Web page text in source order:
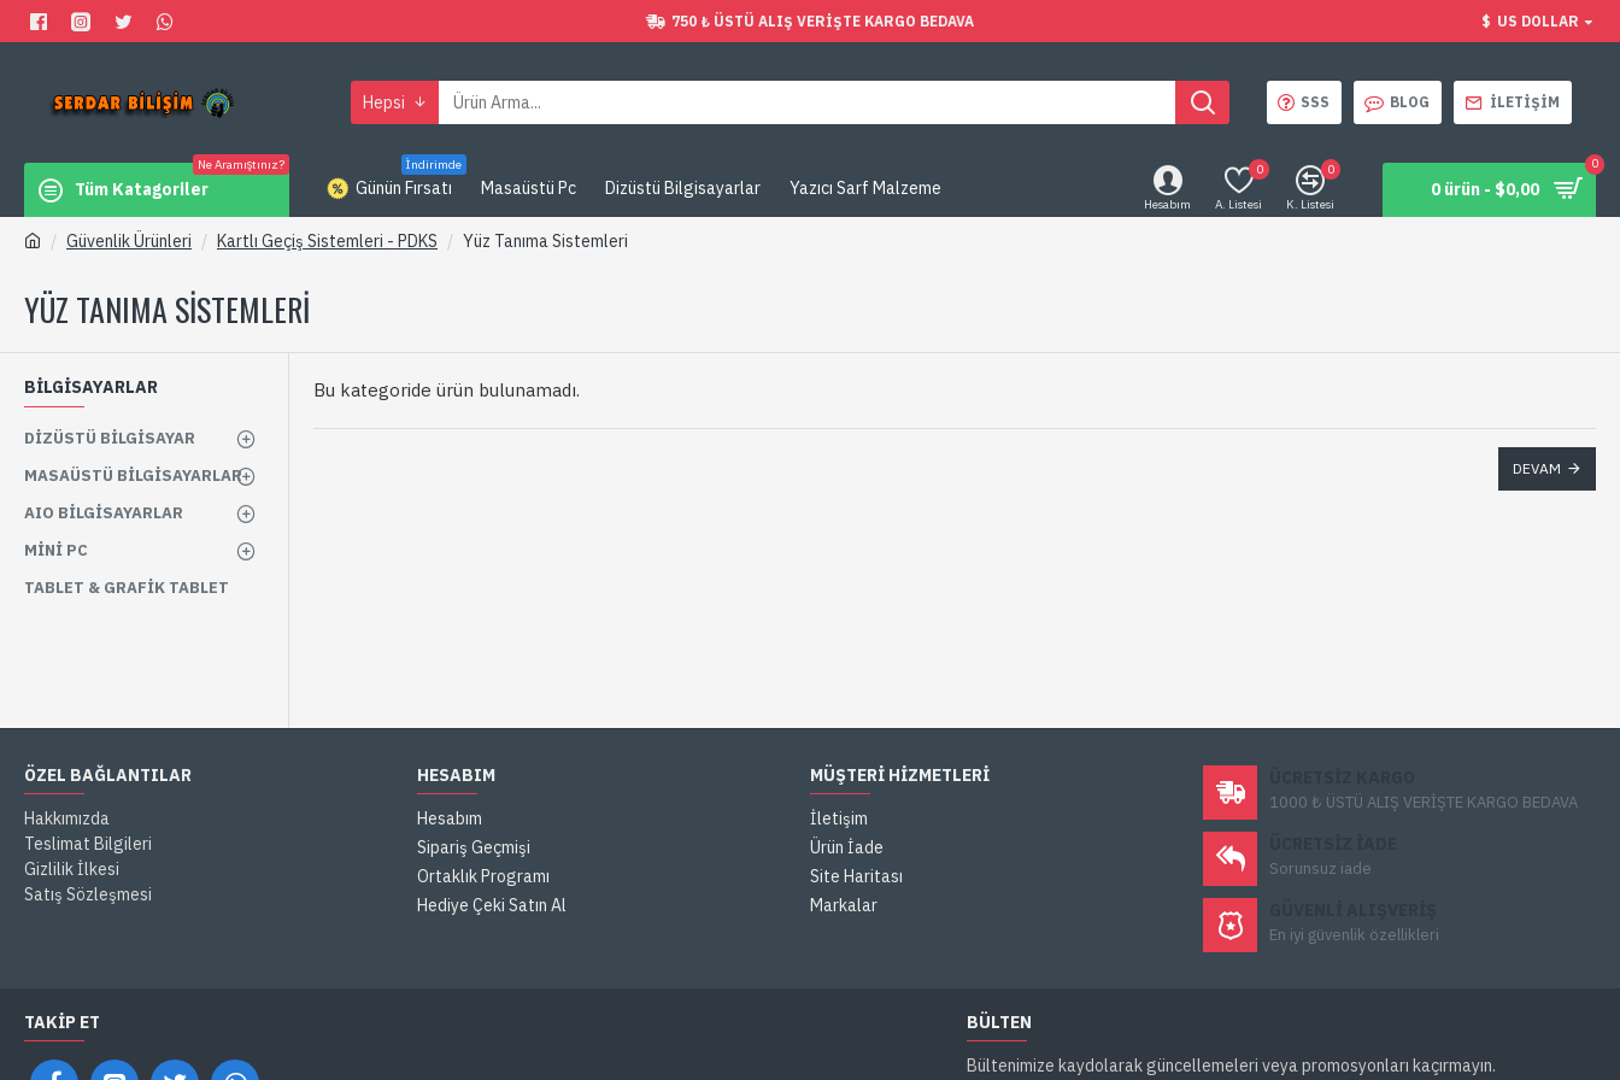
750 ₺ ÜSTÜ ALIŞ VERIŞTE KARGO BEDAVA $ US DOLLAR
Hepsi SSS BLOG İLETIŞIM
Tüm Katagoriler
Ne Aramıştınız?
Günün Fırsatı
İndirimde
Masaüstü Pc Dizüstü Bilgisayarlar Yazıcı Sarf Malzeme
Hesabım A. Listesi
0
K. Listesi
0
0 ürün - $0,00
0
Güvenlik Ürünleri Kartlı Geçiş Sistemleri - PDKS Yüz Tanıma Sistemleri
YÜZ TANIMA SISTEMLERI
BİLGİSAYARLAR
DIZÜSTÜ BILGISAYAR
MASAÜSTÜ BILGISAYARLAR
AIO BILGISAYARLAR
MINI PC
TABLET & GRAFIK TABLET
Bu kategoride ürün bulunamadı.
DEVAM
ÖZEL BAĞLANTILAR
Hakkımızda
Teslimat Bilgileri
Gizlilik İlkesi
Satış Sözleşmesi
HESABIM
Hesabım
Sipariş Geçmişi
Ortaklık Programı
Hediye Çeki Satın Al
MÜŞTERI HIZMETLERI
İletişim
Ürün İade
Site Haritası
Markalar
1000 ₺ ÜSTÜ ALIŞ VERİŞTE KARGO BEDAVA
Sorunsuz iade
En iyi güvenlik özellikleri
TAKIP ET
BÜLTEN
Bültenimize kaydolarak güncellemeleri veya promosyonları kaçırmayın.